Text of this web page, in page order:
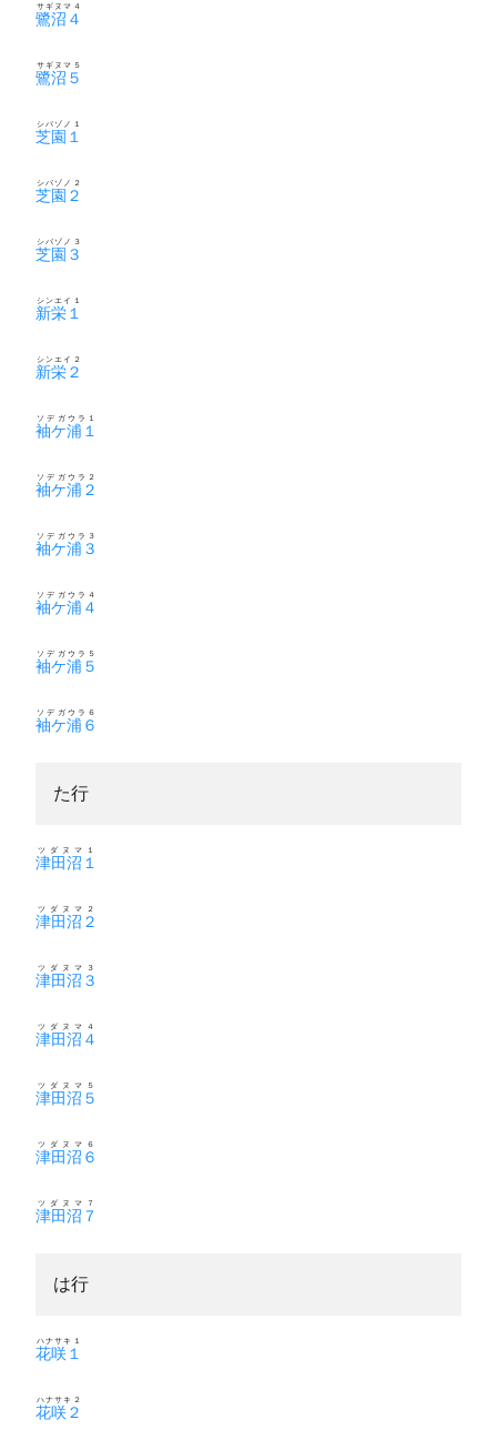
鷺沼４
サギヌマ４
鷺沼５
サギヌマ５
芝園１
シバゾノ１
芝園２
シバゾノ２
芝園３
シバゾノ３
新栄１
シンエイ１
新栄２
シンエイ２
袖ケ浦１
ソデガウラ１
袖ケ浦２
ソデガウラ２
袖ケ浦３
ソデガウラ３
袖ケ浦４
ソデガウラ４
袖ケ浦５
ソデガウラ５
袖ケ浦６
ソデガウラ６
た行
津田沼１
ツダヌマ１
津田沼２
ツダヌマ２
津田沼３
ツダヌマ３
津田沼４
ツダヌマ４
津田沼５
ツダヌマ５
津田沼６
ツダヌマ６
津田沼７
ツダヌマ７
は行
花咲１
ハナサキ１
花咲２
ハナサキ２